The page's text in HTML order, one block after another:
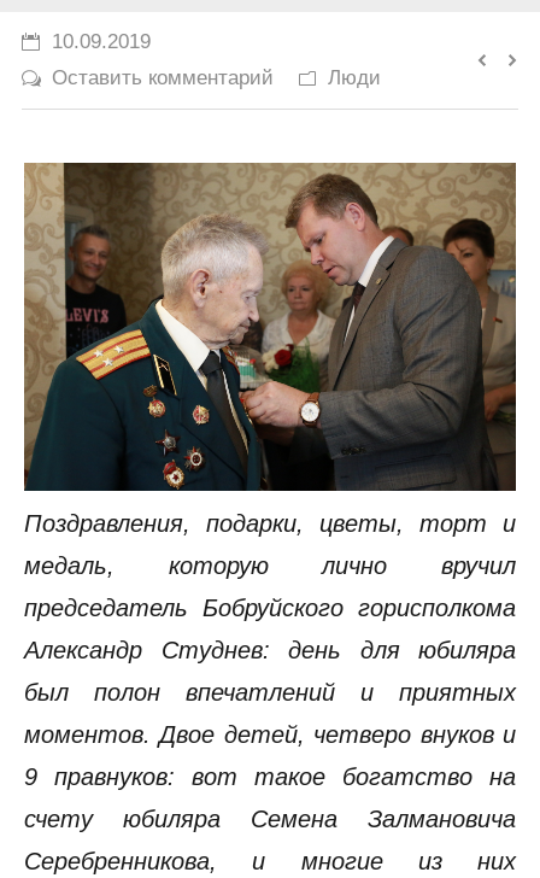
Юмор
10.09.2019
Оставить комментарий
Люди
Поздравления, подарки, цветы, торт и
медаль, которую лично вручил
председатель Бобруйского горисполкома
Александр Студнев: день для юбиляра
был полон впечатлений и приятных
моментов. Двое детей, четверо внуков и
9 правнуков: вот такое богатство на
счету юбиляра Семена Залмановича
Серебренникова, и многие из них